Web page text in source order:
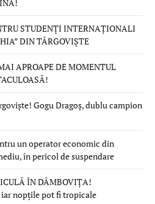
STUDENȚI INTERNAȚIONALI
DIN TÂRGOVIȘTE
APROAPE DE MOMENTUL
Gogu Dragoș, dublu campion
un operator economic din
în pericol de suspendare
ÎN DÂMBOVIȚA!
iar nopțile pot fi tropicale